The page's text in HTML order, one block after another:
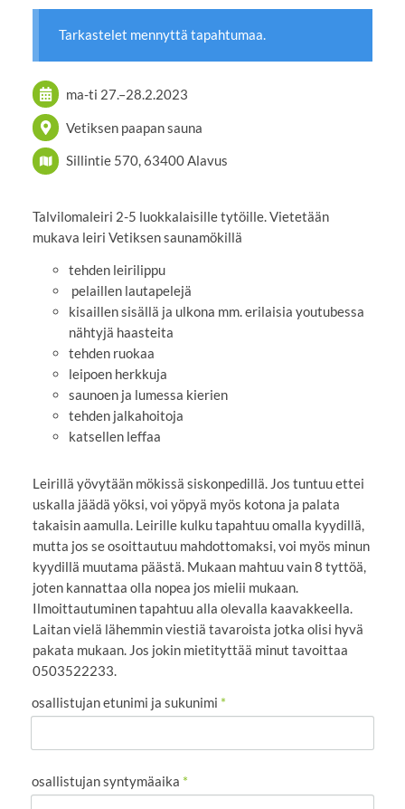
Tarkastelet mennyttä tapahtumaa.
ma-ti 27.–28.2.2023
Vetiksen paapan sauna
Sillintie 570, 63400 Alavus
Talvilomaleiri 2-5 luokkalaisille tytöille. Vietetään
mukava leiri Vetiksen saunamökillä
tehden leirilippu
pelaillen lautapelejä
kisaillen sisällä ja ulkona mm. erilaisia youtubessa
nähtyjä haasteita
tehden ruokaa
leipoen herkkuja
saunoen ja lumessa kierien
tehden jalkahoitoja
katsellen leffaa
Leirillä yövytään mökissä siskonpedillä. Jos tuntuu ettei
uskalla jäädä yöksi, voi yöpyä myös kotona ja palata
takaisin aamulla. Leirille kulku tapahtuu omalla kyydillä,
mutta jos se osoittautuu mahdottomaksi, voi myös minun
kyydillä muutama päästä. Mukaan mahtuu vain 8 tyttöä,
joten kannattaa olla nopea jos mielii mukaan.
Ilmoittautuminen tapahtuu alla olevalla kaavakkeella.
Laitan vielä lähemmin viestiä tavaroista jotka olisi hyvä
pakata mukaan. Jos jokin mietityttää minut tavoittaa
0503522233.
osallistujan etunimi ja sukunimi *
osallistujan syntymäaika *